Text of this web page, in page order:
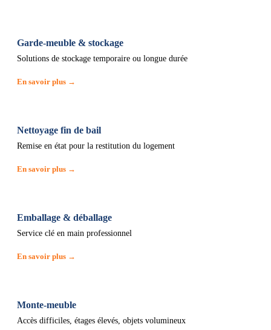
Garde-meuble & stockage
Solutions de stockage temporaire ou longue durée
En savoir plus →
Nettoyage fin de bail
Remise en état pour la restitution du logement
En savoir plus →
Emballage & déballage
Service clé en main professionnel
En savoir plus →
Monte-meuble
Accès difficiles, étages élevés, objets volumineux